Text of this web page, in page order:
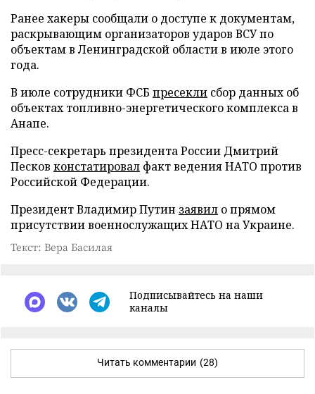
Ранее хакеры сообщали о доступе к документам,
раскрывающим организаторов ударов ВСУ по
объектам в Ленинградской области в июле этого
года.
В июле сотрудники ФСБ пресекли сбор данных об
объектах топливно-энергетического комплекса в
Анапе.
Пресс-секретарь президента России Дмитрий
Песков констатировал факт ведения НАТО против
Российской Федерации.
Президент Владимир Путин заявил о прямом
присутствии военнослужащих НАТО на Украине.
Текст: Вера Басилая
Подписывайтесь на наши
каналы
Читать комментарии (28)